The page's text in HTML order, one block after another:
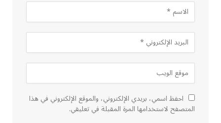
احفظ اسمي، بريدي الإلكتروني، والموقع الإلكتروني في هذا
المتصفح لاستخدامها المرة المقبلة في تعليقي.